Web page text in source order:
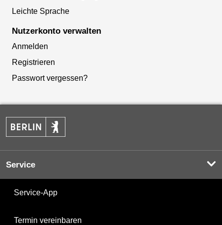
Leichte Sprache
Nutzerkonto verwalten
Anmelden
Registrieren
Passwort vergessen?
Service
Service-App
Termin vereinbaren